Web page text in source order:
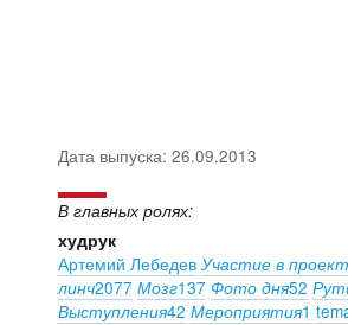
Дата выпуска: 26.09.2013
В главных ролях:
худрук
Артемий Лебедев Участие в
линч2077 Мозг137 Фото дня52
Выступления42 Мероприятия1